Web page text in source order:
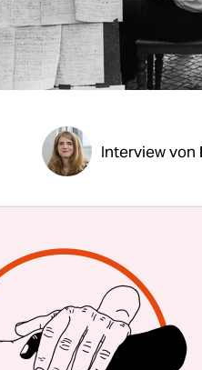
Interview von
taz: Frau
Frauen, die
aktuelle Ausgabe
einzelnen
Laura Dornheim: